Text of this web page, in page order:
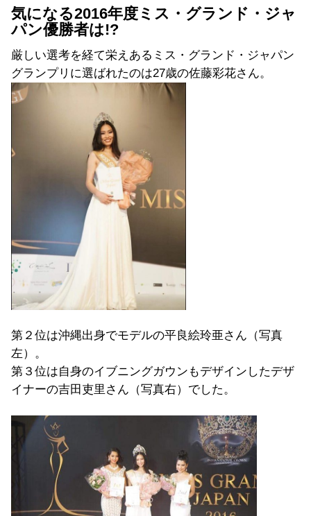
気になる2016年度ミス・グランド・ジャ
パン優勝者は!?
厳しい選考を経て栄えあるミス・グランド・ジャパン
グランプリに選ばれたのは27歳の佐藤彩花さん。
第２位は沖縄出身でモデルの平良絵玲亜さん（写真
左）。
第３位は自身のイブニングガウンもデザインしたデザ
イナーの吉田吏里さん（写真右）でした。